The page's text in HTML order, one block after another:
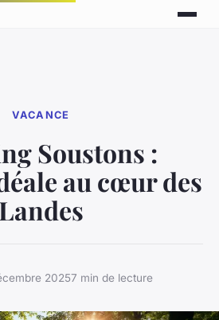
VACANCE
Soustons :
au cœur des
Landes
20257 min de lecture